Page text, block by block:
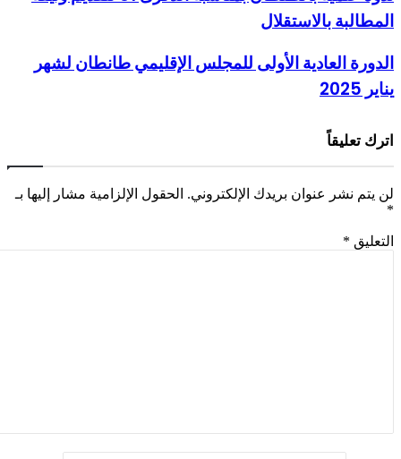
بالاستقلال
العادية الأولى للمجلس الإقليمي طانطان لشهر
2025
تعليقاً
يتم نشر عنوان بريدك الإلكتروني. الحقول الإلزامية مشار إليها بـ
*